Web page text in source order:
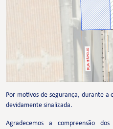
Por motivos de segurança, durante a
devidamente sinalizada.
Agradecemos a compreensão